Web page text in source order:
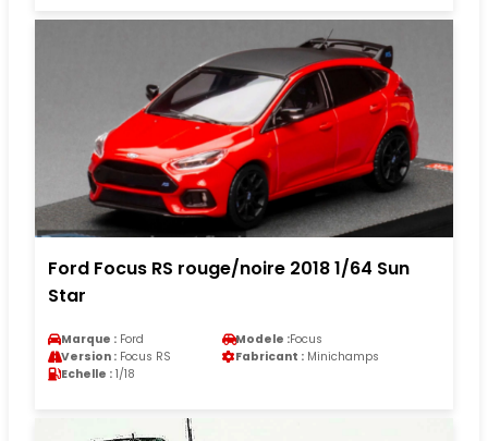
Ford Focus RS rouge/noire 2018 1/64 Sun
Star
Marque : Ford Modele :Focus
Version : Focus RS Fabricant : Minichamps
Echelle : 1/18